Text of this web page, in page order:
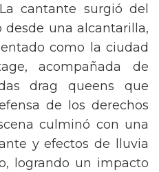
cantante surgió del
una alcantarilla,
como la ciudad
acompañada de
drag queens que
de los derechos
culminó con una
y efectos de lluvia
logrando un impacto